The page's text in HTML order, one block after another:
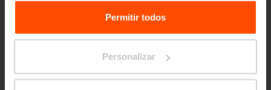
Relating to the Processing Personal Data.
Permitir todos
Personalizar